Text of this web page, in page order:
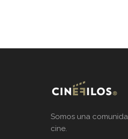
Somos una
cine.